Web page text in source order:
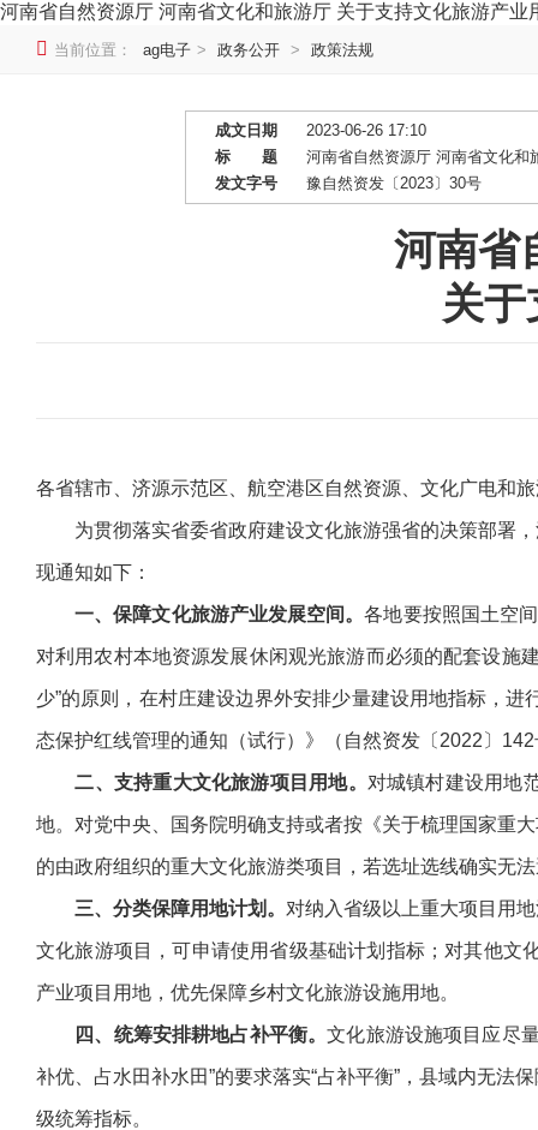
河南省自然资源厅 河南省文化和旅游厅 关于支持文化旅游产业
当前位置： ag电子 > 政务公开 > 政策法规
成文日期
2023-06-26 17:10
标 题
河南省自然资源厅 河南省文化和
发文字号
豫自然资发〔2023〕30号
河南省
关
各省辖市、济源示范区、航空港区自然资源、文化广电和
为贯彻落实省委省政府建设文化旅游强省的决策部署，
现通知如下：
一、保障文化旅游产业发展空间。各地要按照国土空
对利用农村本地资源发展休闲观光旅游而必须的配套设施
少”的原则，在村庄建设边界外安排少量建设用地指标，进
态保护红线管理的通知（试行）》（自然资发〔2022〕
二、支持重大文化旅游项目用地。 对城镇村建设用地
地。对党中央、国务院明确支持或者按《关于梳理国家重
的由政府组织的重大文化旅游类项目，若选址选线确实无
三、分类保障用地计划。 对纳入省级以上重大项目用
文化旅游项目，可申请使用省级基础计划指标；对其他文
产业项目用地，优先保障乡村文化旅游设施用地。
四、统筹安排耕地占补平衡。文化旅游设施项目应尽
补优、占水田补水田”的要求落实“占补平衡”，县域内无
级统筹指标。